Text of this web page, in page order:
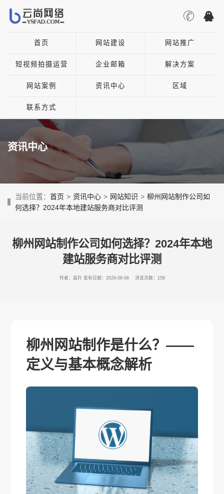
首页 网站建设 网站推广
短视频拍摄运营 企业邮箱 解决方案
网站案例 资讯中心 区域
联系方式
资讯中心
当前位置： 首页 > 资讯中心 > 网站知识 > 柳州网站制作公司如
何选择？2024年本地建站服务商对比评测
柳州网站制作公司如何选择？2024年本地
建站服务商对比评测
作者：高升 发布日期：2026-06-08 浏览次数：158
柳州网站制作是什么？——
定义与基本概念解析